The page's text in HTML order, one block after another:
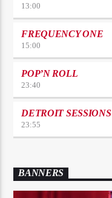
13:00
FREQUENCY ONE
15:00
POP’N ROLL
23:40
DETROIT SESSIONS
23:55
BANNERS